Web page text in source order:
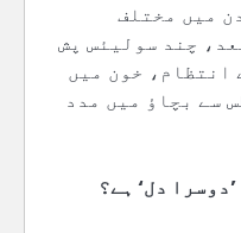
میں مختلف
چند سولیئس پش
انتظام، خون میں
سے بچاؤ میں مدد
دل‘ ہے؟